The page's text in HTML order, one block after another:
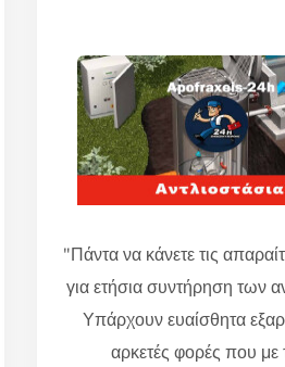
"Πάντα να κάνετε τις
για ετήσια συντήρηση των
Υπάρχουν ευαίσθητα
αρκετές φορές που με